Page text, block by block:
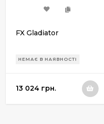
FX Gladiator
НЕМАЄ В НАЯВНОСТІ
13 024 грн.